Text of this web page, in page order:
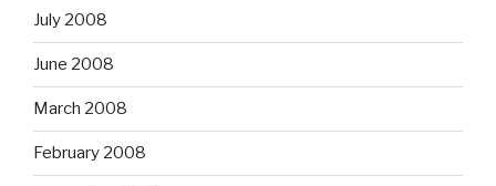
July 2008
June 2008
March 2008
February 2008